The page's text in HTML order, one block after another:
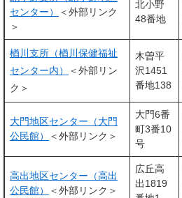
センター）
＜外部リンク
＞
北小野
48番地
楢川支所（楢川保健福祉
センター内）
＜外部リン
ク＞
木曽平
沢1451
番地138
大門地区センター（大門
公民館）
＜外部リンク＞
大門6番
町3番10
号
高出地区センター（高出
公民館）
＜外部リンク＞
広丘高
出1819